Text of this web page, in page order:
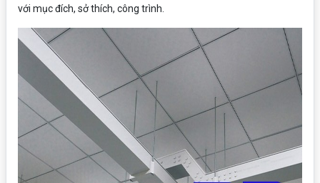
với mục đích, sở thích, công trình.